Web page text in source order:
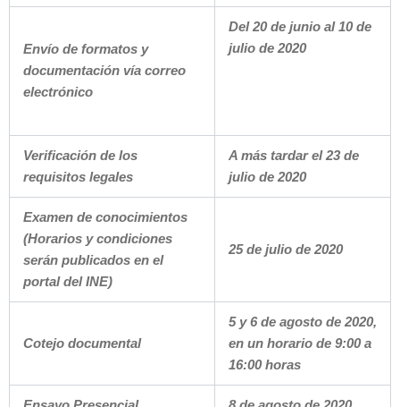
Envío de formatos y
documentación vía correo
electrónico
Del 20 de junio al 10 de
julio de 2020
Verificación de los
requisitos legales
A más tardar el 23 de
julio de 2020
Examen de conocimientos
(Horarios y condiciones
serán publicados en el
portal del INE)
25 de julio de 2020
Cotejo documental
5 y 6 de agosto de 2020,
en un horario de 9:00 a
16:00 horas